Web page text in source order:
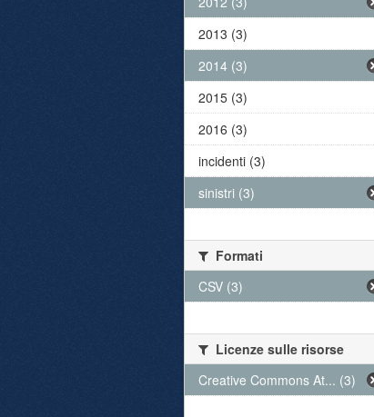
2013 (3)
2014 (3)
2015 (3)
2016 (3)
incidenti (3)
sinistri (3)
Formati
CSV (3)
Licenze sulle risorse
Creative Commons At... (3)